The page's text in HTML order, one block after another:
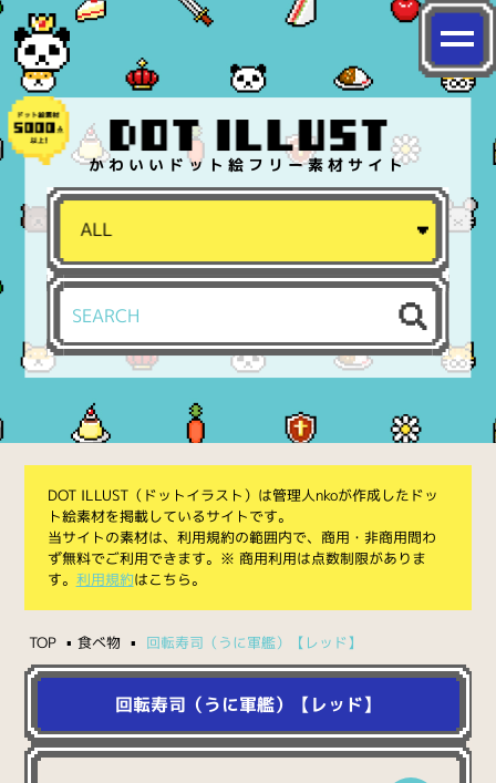
かわいいドット絵フリー素材サイト
DOT ILLUST（ドットイラスト）は管理人nkoが作成したドッ
ト絵素材を掲載しているサイトです。
当サイトの素材は、利用規約の範囲内で、商用・非商用問わ
ず無料でご利用できます。※ 商用利用は点数制限がありま
す。 利用規約はこちら。
TOP 食べ物 回転寿司（うに軍艦）【レッド】
回転寿司（うに軍艦）【レッド】